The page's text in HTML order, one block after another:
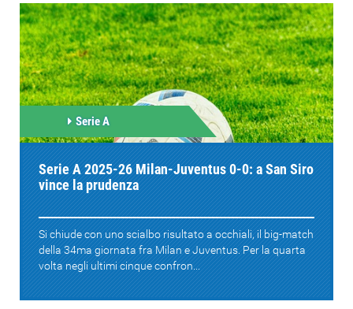
Serie A
Serie A 2025-26 Milan-Juventus 0-0: a San Siro
vince la prudenza
Si chiude con uno scialbo risultato a occhiali, il big-match
della 34ma giornata fra Milan e Juventus. Per la quarta
volta negli ultimi cinque confron...